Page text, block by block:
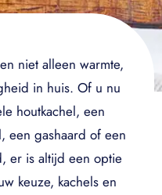
niet alleen warmte,
in huis. Of u nu
houtkachel, een
een gashaard of een
er is altijd een optie
keuze, kachels en